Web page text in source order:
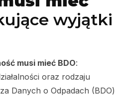
wyjątki
musi mieć BDO:
oraz rodzaju
Danych o Odpadach (BDO)